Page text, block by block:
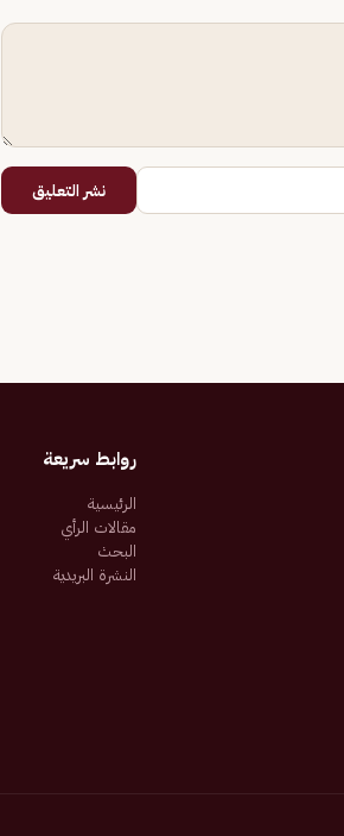
نشر التعليق
روابط سريعة
الرئيسية
مقالات الرأي
البحث
النشرة البريدية